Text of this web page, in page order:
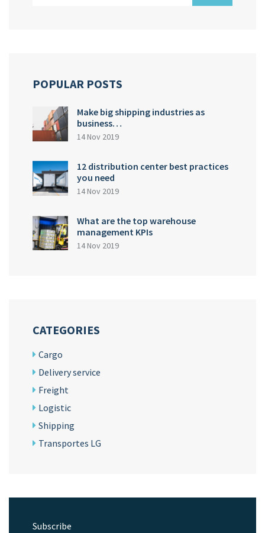
POPULAR POSTS
Make big shipping industries as
business…
14 Nov 2019
12 distribution center best practices
you need
14 Nov 2019
What are the top warehouse
management KPIs
14 Nov 2019
CATEGORIES
Cargo
Delivery service
Freight
Logistic
Shipping
Transportes LG
Subscribe